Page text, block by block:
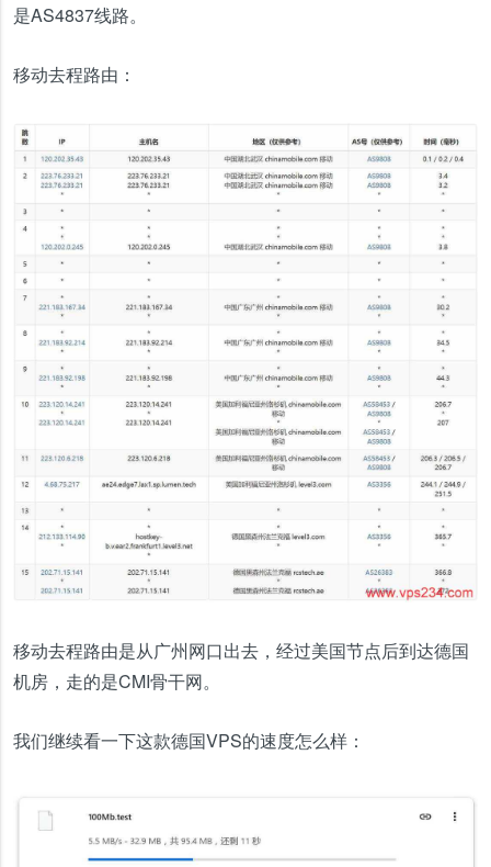
是AS4837线路。
移动去程路由：
移动去程路由是从广州网口出去，经过美国节点后到达德国
机房，走的是CMI骨干网。
我们继续看一下这款德国VPS的速度怎么样：